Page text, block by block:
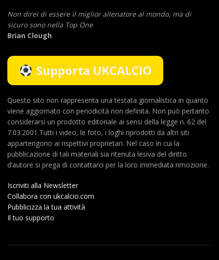
Non direi di essere il miglior allenatore al mondo, ma di
sicuro sono nella Top One
Brian Clough
Supporta UKCALCIO
Questo sito non rappresenta una testata giornalistica in quanto
viene aggiornato con periodicità non definita. Non può pertanto
considerarsi un prodotto editoriale ai sensi della legge n. 62 del
7.03.2001.Tutti i video, le foto, i loghi riprodotti da altri siti
appartengono ai rispettivi proprietari. Nel caso in cui la
pubblicazione di tali materiali sia ritenuta lesiva del diritto
d’autore si prega di contattarci per la loro immediata rimozione.
Iscriviti alla Newsletter
Collabora con ukcalcio.com
Pubblicizza la tua attività
Il tuo supporto